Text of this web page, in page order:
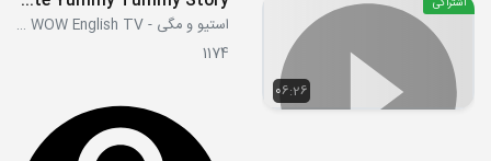
06:26
استیو و مگی - Steve and Maggie WOW English TV
1174